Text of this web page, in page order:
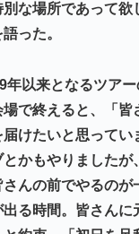
別な場所であって欲
った。
以来となるツアー
場で終えると、「皆
届けたいと思ってい
とかもやりましたが
さんの前でやるのが
出る時間。皆さんに